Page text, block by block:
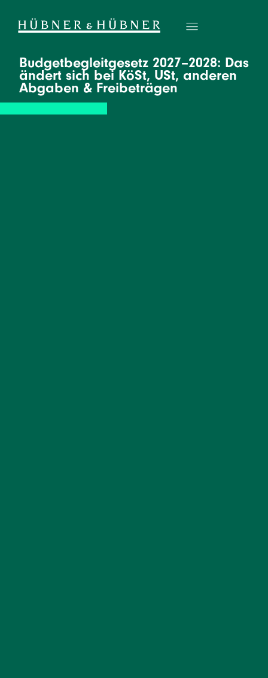
Budgetbegleitgesetz 2027–2028: Das
ändert sich bei KöSt, USt, anderen
Abgaben & Freibeträgen